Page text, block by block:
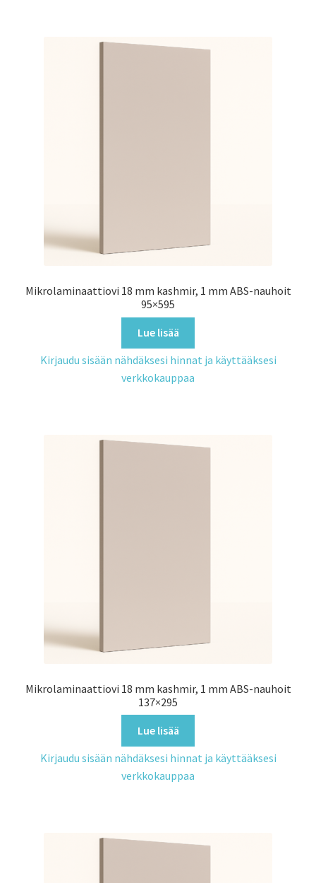
Mikrolaminaattiovi 18 mm kashmir, 1 mm ABS-nauhoit
95×595
Lue lisää
Kirjaudu sisään nähdäksesi hinnat ja käyttääksesi
verkkokauppaa
Mikrolaminaattiovi 18 mm kashmir, 1 mm ABS-nauhoit
137×295
Lue lisää
Kirjaudu sisään nähdäksesi hinnat ja käyttääksesi
verkkokauppaa